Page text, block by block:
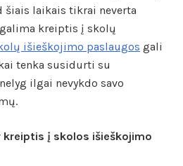
šiais laikais tikrai neverta
kreiptis į skolų
išieškojimo paslaugos gali
tenka susidurti su
ilgai nevykdo savo
kreiptis į skolos išieškojimo